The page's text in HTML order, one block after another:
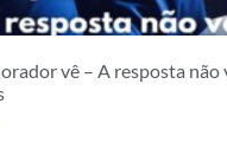
vê – A resposta não